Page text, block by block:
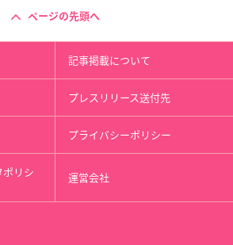
ページの先頭へ
記事掲載について
プレスリリース送付先
プライバシーポリシー
リシ 運営会社